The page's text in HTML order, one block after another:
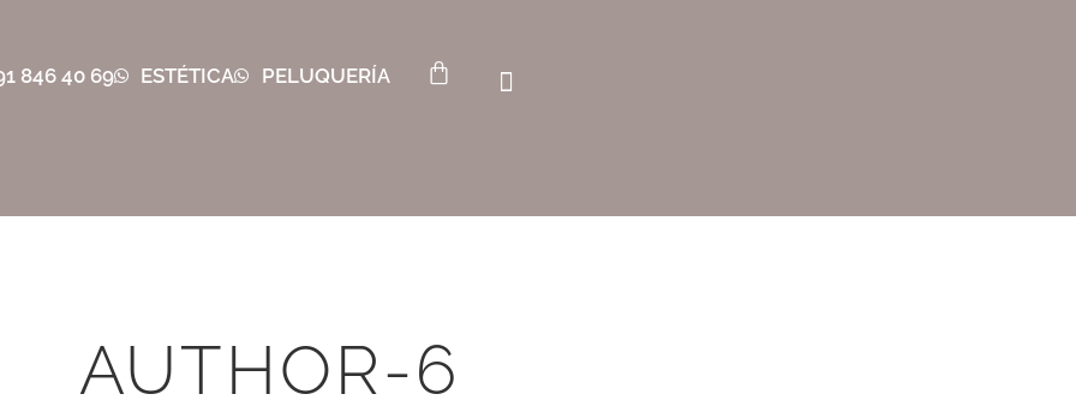
846 40 69 ESTÉTICA PELUQUERÍA
AUTHOR-6